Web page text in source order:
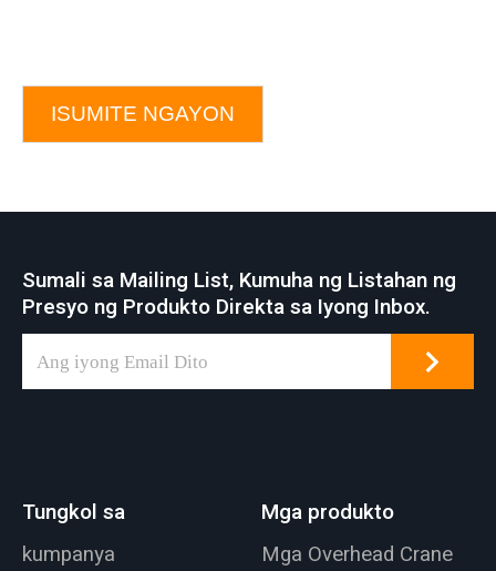
ISUMITE NGAYON
Sumali sa Mailing List, Kumuha ng Listahan ng
Presyo ng Produkto Direkta sa Iyong Inbox.
Tungkol sa
kumpanya
Mga produkto
Mga Overhead Crane